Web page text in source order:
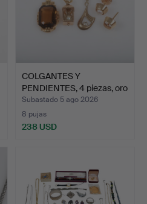
COLGANTES Y
PENDIENTES, 4 piezas, oro
de 1…
Subastado 5 ago 2026
8 pujas
238 USD